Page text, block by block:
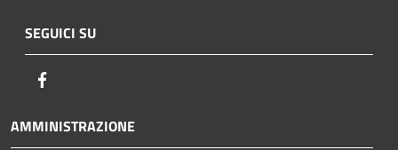
SEGUICI SU
AMMINISTRAZIONE